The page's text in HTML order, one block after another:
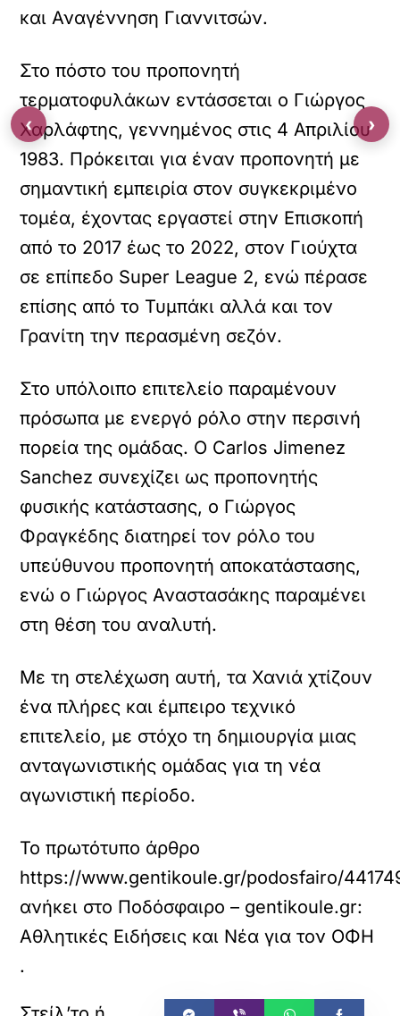
και Αναγέννηση Γιαννιτσών.
Στο πόστο του προπονητή
τερματοφυλάκων εντάσσεται ο Γιώργος
Χαρλάφτης, γεννημένος στις 4 Απριλίου
1983. Πρόκειται για έναν προπονητή με
σημαντική εμπειρία στον συγκεκριμένο
τομέα, έχοντας εργαστεί στην Επισκοπή
από το 2017 έως το 2022, στον Γιούχτα
σε επίπεδο Super League 2, ενώ πέρασε
επίσης από το Τυμπάκι αλλά και τον
Γρανίτη την περασμένη σεζόν.
Στο υπόλοιπο επιτελείο παραμένουν
πρόσωπα με ενεργό ρόλο στην περσινή
πορεία της ομάδας. Ο Carlos Jimenez
Sanchez συνεχίζει ως προπονητής
φυσικής κατάστασης, ο Γιώργος
Φραγκέδης διατηρεί τον ρόλο του
υπεύθυνου προπονητή αποκατάστασης,
ενώ ο Γιώργος Αναστασάκης παραμένει
στη θέση του αναλυτή.
Με τη στελέχωση αυτή, τα Χανιά χτίζουν
ένα πλήρες και έμπειρο τεχνικό
επιτελείο, με στόχο τη δημιουργία μιας
ανταγωνιστικής ομάδας για τη νέα
αγωνιστική περίοδο.
Το πρωτότυπο άρθρο
https://www.gentikoule.gr/podosfairo/
ανήκει στο Ποδόσφαιρο – gentikoule.gr:
Αθλητικές Ειδήσεις και Νέα για τον ΟΦΗ
.
‹ ›